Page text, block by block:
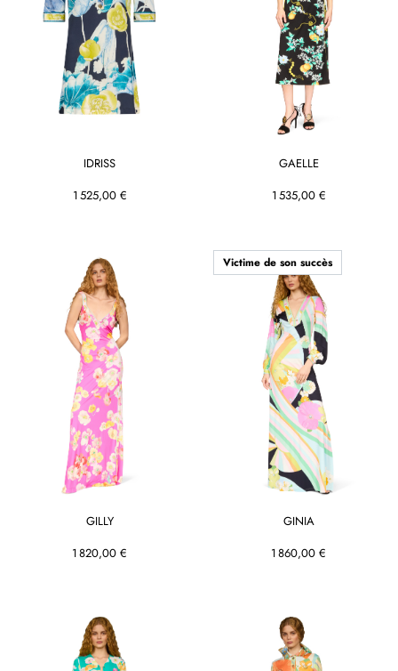
IDRISS
1 525,00 €
GAELLE
1 535,00 €
GILLY
1 820,00 €
Victime de son succès
GINIA
1 860,00 €